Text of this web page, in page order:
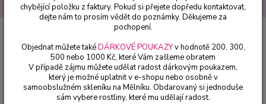
Multiflora – oranžová - cena za kus v 3-kusovém
Multiflora – oranžová - cena za
kus v 3-kusovém balení
chybějící položku z faktury. Pokud si přejete dopředu kontaktovat,
dejte nám to prosím vědět do poznámky. Děkujeme za
pochopení.
Objednat můžete takéDÁRKOVÉ POUKAZYv hodnotě 200, 300,
500 nebo 1000 Kč, které Vám zašleme obratem
V případě zájmu můžete udělat radost dárkovým poukazem,
který je možné uplatnit v e-shopu nebo osobně v
samoobslužném skleníku na Mělníku. Obdarovaný si jednoduše
sám vybere rostliny, které mu udělají radost.